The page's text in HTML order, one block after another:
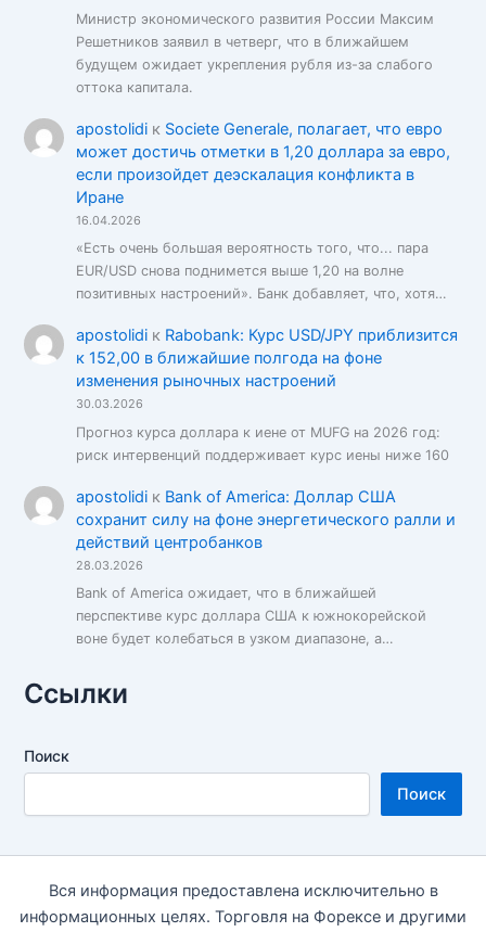
Министр экономического развития России Максим
Решетников заявил в четверг, что в ближайшем
будущем ожидает укрепления рубля из-за слабого
оттока капитала.
apostolidiк Societe Generale, полагает, что евро
может достичь отметки в 1,20 доллара за евро,
если произойдет деэскалация конфликта в
Иране
16.04.2026
«Есть очень большая вероятность того, что... пара
EUR/USD снова поднимется выше 1,20 на волне
позитивных настроений». Банк добавляет, что, хотя…
apostolidiк Rabobank: Курс USD/JPY приблизится
к 152,00 в ближайшие полгода на фоне
изменения рыночных настроений
30.03.2026
Прогноз курса доллара к иене от MUFG на 2026 год:
риск интервенций поддерживает курс иены ниже 160
apostolidiк Bank of America: Доллар США
сохранит силу на фоне энергетического ралли и
действий центробанков
28.03.2026
Bank of America ожидает, что в ближайшей
перспективе курс доллара США к южнокорейской
воне будет колебаться в узком диапазоне, а…
Ссылки
Поиск
Поиск
Вся информация предоставлена исключительно в
информационных целях. Торговля на Форексе и другими